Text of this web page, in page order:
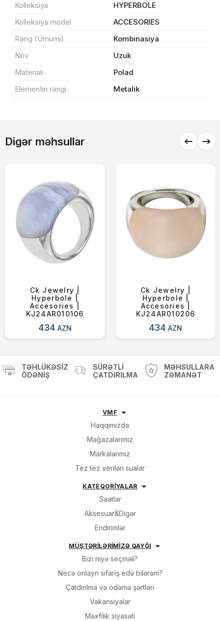
Kolleksiya
HYPERBOLE
Kolleksiya model
ACCESORIES
Rəng (Ümumi)
Kombinasiya
Növ
Uzuk
Materialı
Polad
Elementin rəngi
Metalik
Digər məhsullar
Ck Jewelry |
Hyperbole |
Accesories |
KJ24AR010106
434 AZN
Ck Jewelry |
Hyperbole |
Accesories |
KJ24AR010206
434AZN
Məhsul toplam
Yekun məbləğ OK
TƏHLÜKƏSIZ
ÖDƏNIŞ
SÜRƏTLI
ÇATDIRILMA
MƏHSULLARA
ZƏMANƏT
VMF
Haqqımızda
Mağazalarımız
Markalarımız
Tez tez verilən sualar
KATEQORİYALAR
Saatlar
Aksesuar&Digər
Endirimlər
MÜŞTƏRİLƏRİMİZƏ QAYĞI
Bizi niyə seçməli?
Necə onlayn sifariş edə bilərəm?
Çatdırılma və ödəmə şərtləri
Vakansiyalar
Məxfilik siyasəti